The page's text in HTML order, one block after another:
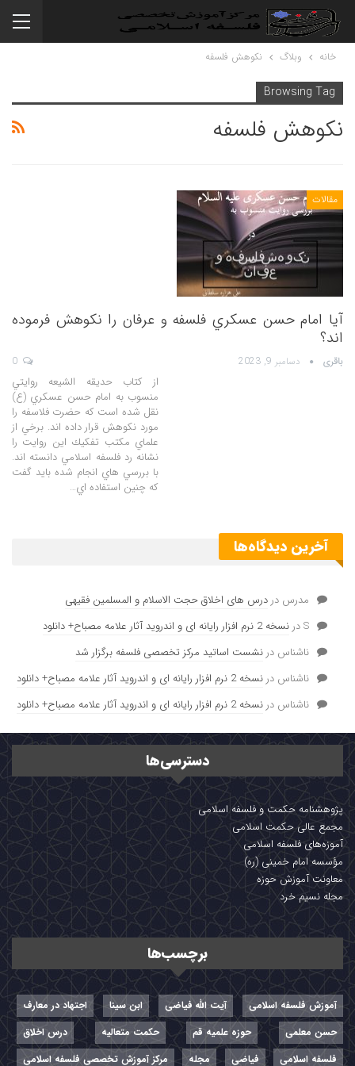
خانه وبلاگ نکوهش فلسفه
Browsing Tag
نکوهش فلسفه
مقالات
آیا امام حسن عسكري فلسفه و عرفان را نکوهش فرموده
اند؟
باقری دسامبر 9, 2023
از كتاب حديقه الشيعه روايتي
منسوب به امام حسن عسكري (ع)
نقل شده است كه حضرت فلاسفه را
مورد نكوهش قرار داده اند. برخي از
علماي مكتب تفكيك اين روايت را
نشانه رد فلسفه اسلامي دانسته اند.
با بررسي هاي انجام شده بايد گفت
كه چنين استفاده اي…
آخرین دیدگاه‌ها
مدرس در درس های اخلاق حجت الاسلام و المسلمین فقیهی
Sدر نسخه 2 نرم افزار رایانه ای و اندروید آثار علامه مصباح+ دانلود
ناشناس در نشست اساتید مرکز تخصصی فلسفه برگزار شد
ناشناس در نسخه 2 نرم افزار رایانه ای و اندروید آثار علامه مصباح+ دانلود
ناشناس در نسخه 2 نرم افزار رایانه ای و اندروید آثار علامه مصباح+ دانلود
دسترسی‌ها
پژوهشنامه حکمت و فلسفه اسلامی
مجمع عالی حکمت اسلامی
آموزه‌های فلسفه اسلامی
مؤسسه امام خمینی (ره)
معاونت آموزش حوزه
مجله نسیم خرد
برچسب‌ها
آموزش فلسفه اسلامی آیت الله فیاضی ابن سینا
اجتهاد در معارف
حسن معلمی
حوزه علمیه قم حکمت متعالیه
درس اخلاق
فلسفه اسلامی
فیاضی مجله مرکز آموزش تخصصی فلسفه اسلامی